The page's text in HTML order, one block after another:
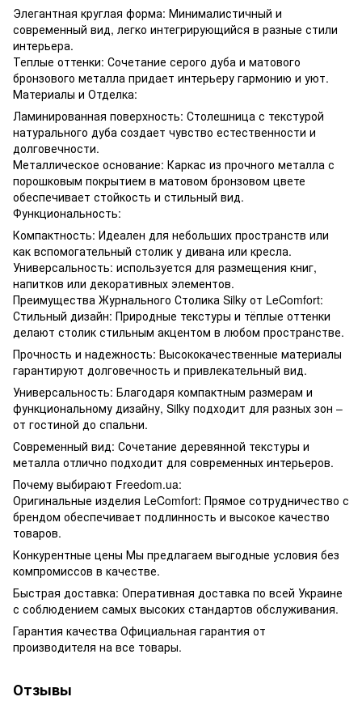
Элегантная круглая форма: Минималистичный и
современный вид, легко интегрирующийся в разные стили
интерьера.
Теплые оттенки: Сочетание серого дуба и матового
бронзового металла придает интерьеру гармонию и уют.
Материалы и Отделка:
Ламинированная поверхность: Столешница с текстурой
натурального дуба создает чувство естественности и
долговечности.
Металлическое основание: Каркас из прочного металла с
порошковым покрытием в матовом бронзовом цвете
обеспечивает стойкость и стильный вид.
Функциональность:
Компактность: Идеален для небольших пространств или
как вспомогательный столик у дивана или кресла.
Универсальность: используется для размещения книг,
напитков или декоративных элементов.
Преимущества Журнального Столика Silky от LeComfort:
Стильный дизайн: Природные текстуры и тёплые оттенки
делают столик стильным акцентом в любом пространстве.
Прочность и надежность: Высококачественные материалы
гарантируют долговечность и привлекательный вид.
Универсальность: Благодаря компактным размерам и
функциональному дизайну, Silky подходит для разных зон –
от гостиной до спальни.
Современный вид: Сочетание деревянной текстуры и
металла отлично подходит для современных интерьеров.
Почему выбирают Freedom.ua:
Оригинальные изделия LeComfort: Прямое сотрудничество с
брендом обеспечивает подлинность и высокое качество
товаров.
Конкурентные цены Мы предлагаем выгодные условия без
компромиссов в качестве.
Быстрая доставка: Оперативная доставка по всей Украине
с соблюдением самых высоких стандартов обслуживания.
Гарантия качества Официальная гарантия от
производителя на все товары.
Отзывы